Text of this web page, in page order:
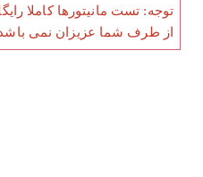
توجه: تست مانیتورها کاملا
از طرف شما عزیزان نمی